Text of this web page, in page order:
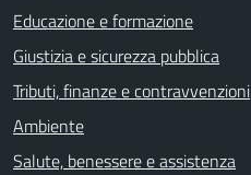
Educazione e formazione
Giustizia e sicurezza pubblica
Tributi, finanze e contravvenzioni
Ambiente
Salute, benessere e assistenza